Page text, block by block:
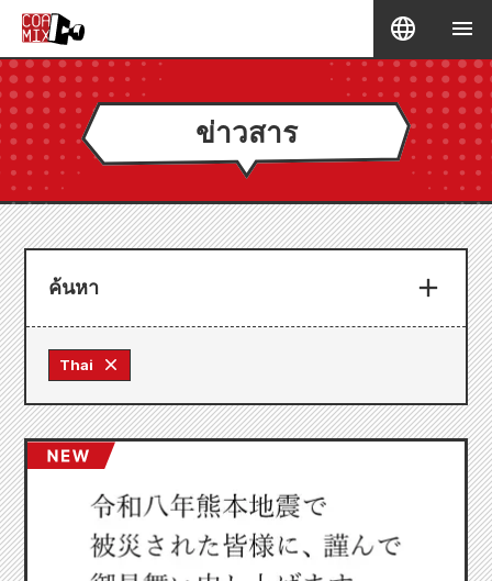
ข่าวสาร
ค้นหา
Thai